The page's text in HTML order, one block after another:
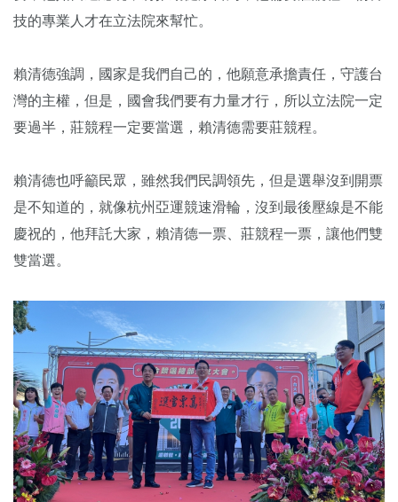
技的專業人才在立法院來幫忙。
賴清德強調，國家是我們自己的，他願意承擔責任，守護台
灣的主權，但是，國會我們要有力量才行，所以立法院一定
要過半，莊競程一定要當選，賴清德需要莊競程。
賴清德也呼籲民眾，雖然我們民調領先，但是選舉沒到開票
是不知道的，就像杭州亞運競速滑輪，沒到最後壓線是不能
慶祝的，他拜託大家，賴清德一票、莊競程一票，讓他們雙
雙當選。